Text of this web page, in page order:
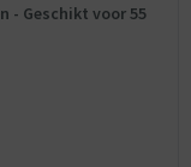
- Geschikt voor 55